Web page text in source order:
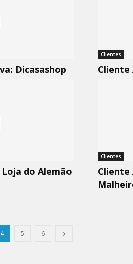
Dicasashop
Clientes
do Alemão
Clientes
4 5 6